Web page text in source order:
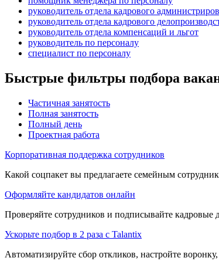
руководитель отдела кадрового
руководитель отдела кадрового
руководитель отдела компенсаций и льгот
руководитель по персоналу
специалист по персоналу
Быстрые фильтры подбора
Частичная занятость
Полная занятость
Полный день
Проектная работа
Корпоративная поддержка сотрудников
Какой соцпакет вы предлагаете семейным
Оформляйте кандидатов онлайн
Проверяйте сотрудников и подписывайте кадровые
Ускорьте подбор в 2 раза с Talantix
Автоматизируйте сбор откликов, настройте